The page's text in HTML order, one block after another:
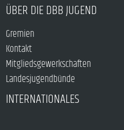
ÜBER DIE DBB JUGEND
Gremien
Kontakt
Mitgliedsgewerkschaften
Landesjugendbünde
INTERNATIONALES